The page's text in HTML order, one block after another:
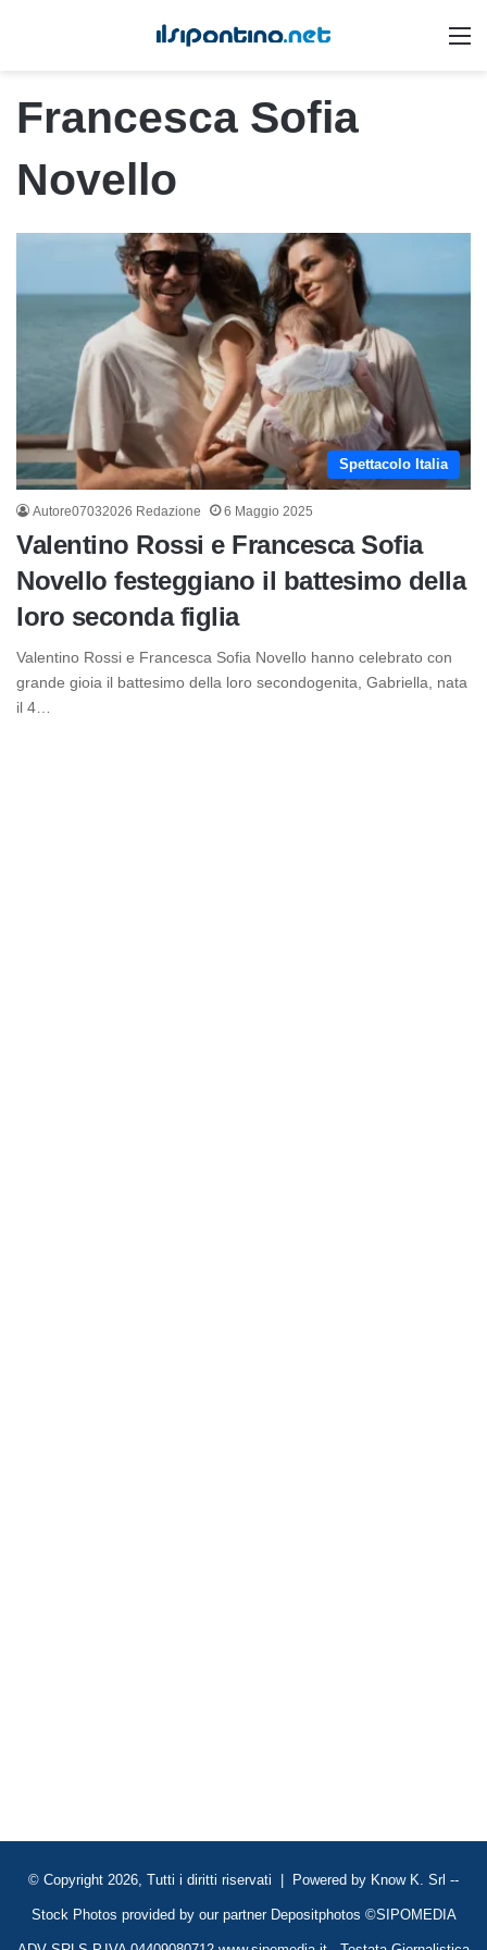
Francesca Sofia
Novello
Spettacolo Italia
Autore07032026 Redazione 6 Maggio 2025
Valentino Rossi e Francesca Sofia
Novello festeggiano il battesimo della
loro seconda figlia
Valentino Rossi e Francesca Sofia Novello hanno celebrato con
grande gioia il battesimo della loro secondogenita, Gabriella, nata
il 4…
© Copyright 2026, Tutti i diritti riservati | Powered by Know K. Srl --
Stock Photos provided by our partner Depositphotos ©SIPOMEDIA